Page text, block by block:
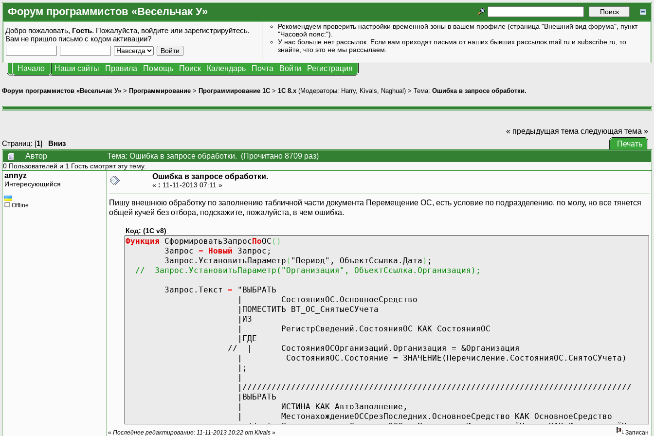
Форум программистов «Весельчак У»
Добро пожаловать, Гость. Пожалуйста, войдите или зарегистрируйтесь.
Вам не пришло письмо с кодом активации?
Рекомендуем проверить настройки временной зоны в вашем профиле (страница "Внешний вид форума", пункт
"Часовой пояс:").
У нас больше нет рассылок. Если вам приходят письма от наших бывших рассылок mail.ru и subscribe.ru, то
знайте, что это не мы рассылаем.
Начало Наши сайты Правила Помощь Поиск Календарь Почта Войти Регистрация
Форум программистов «Весельчак У» > Программирование > Программирование 1С > 1С 8.x (Модераторы: Harry, Kivals Naghual) > Тема: Ошибка в запросе обработки.
Страниц: [1] Вниз
« предыдущая тема следующая тема »
Печать
Автор
Тема: Ошибка в запросе обработки. (Прочитано 8709 раз)
0 Пользователей и 1 Гость смотрят эту тему.
annyz
Интересующийся
Offline
Ошибка в запросе обработки.
« : 11-11-2013 07:11 »
Пишу внешнюю обработку по заполнению табличной части документа Перемещение ОС, есть условие по подразделению, по молу, но все тянется
общей кучей без отбора, подскажите, пожалуйста, в чем ошибка.
Код: (1C v8)
Функция СформироватьЗапросПоОС ( )
Запрос = Новый Запрос;
Запрос.УстановитьПараметр ( "Период" , ОбъектСсылка.Дата ) ;
// Запрос.УстановитьПараметр("Организация", ОбъектСсылка.Организация);
Запрос.Текст =
"ВЫБРАТЬ
| СостоянияОС.ОсновноеСредство
|ПОМЕСТИТЬ ВТ_ОС_СнятыеСУчета
|ИЗ
| РегистрСведений.СостоянияОС КАК СостоянияОС
|ГДЕ
// | СостоянияОСОрганизаций.Организация = &Организация
| СостоянияОС.Состояние = ЗНАЧЕНИЕ(Перечисление.СостоянияОС.СнятоСУчета)
|;
|
|////////////////////////////////////////////////////////////////////////////////
|ВЫБРАТЬ
| ИСТИНА КАК АвтоЗаполнение,
| МестонахождениеОССрезПоследних.ОсновноеСредство КАК ОсновноеСредство
// | ПервоначальныеСведенияОССрезПоследних.ИнвентарныйНомер КАК ИнвентарныйНомер
« Последнее редактирование: 11-11-2013 10:22 от Kivals » Записан